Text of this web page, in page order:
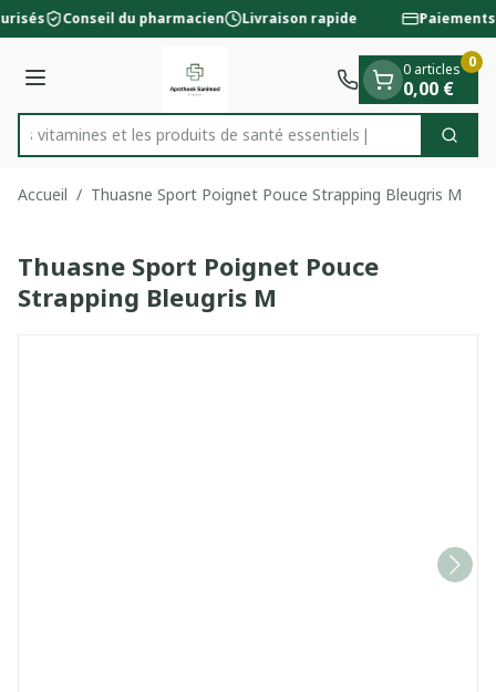
Aller au contenu
1 de 1
Conseil du pharmacien Livraison rapide
Menu
Rechercher
les vitamines et les produits de santé essentiels
0 articles
0,00 €
0
Accueil / Thuasne Sport Poignet Pouce Strapping Bleugris M
Thuasne Sport Poignet Pouce
Strapping Bleugris M